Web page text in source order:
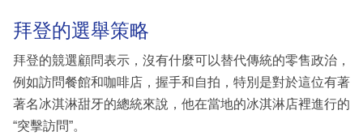
拜登的選舉策略
拜登的競選顧問表示，沒有什麼可以替代傳統的零售政治，
例如訪問餐館和咖啡店，握手和自拍，特別是對於這位有著
著名冰淇淋甜牙的總統來說，他在當地的冰淇淋店裡進行的
“突擊訪問”。